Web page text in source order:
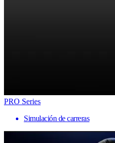
PRO Series
Simulación de carreras